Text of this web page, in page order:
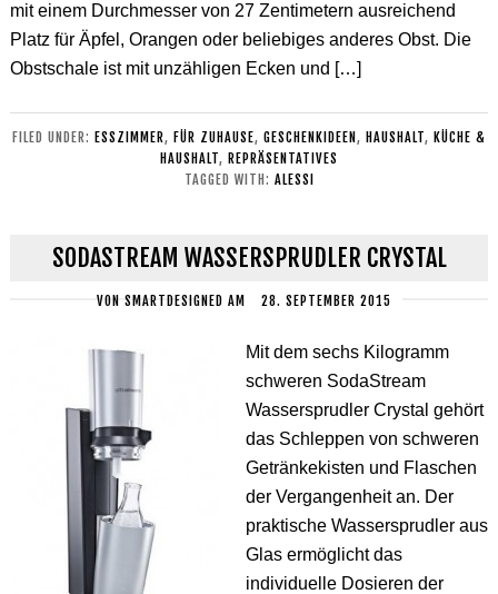
mit einem Durchmesser von 27 Zentimetern ausreichend
Platz für Äpfel, Orangen oder beliebiges anderes Obst. Die
Obstschale ist mit unzähligen Ecken und […]
FILED UNDER: ESSZIMMER, FÜR ZUHAUSE, GESCHENKIDEEN , HAUSHALT, KÜCHE &
HAUSHALT, REPRÄSENTATIVES
TAGGED WITH: ALESSI
SODASTREAM WASSERSPRUDLER CRYSTAL
VON SMARTDESIGNED AM 28. SEPTEMBER 2015
Mit dem sechs Kilogramm
schweren SodaStream
Wassersprudler Crystal gehört
das Schleppen von schweren
Getränkekisten und Flaschen
der Vergangenheit an. Der
praktische Wassersprudler aus
Glas ermöglicht das
individuelle Dosieren der